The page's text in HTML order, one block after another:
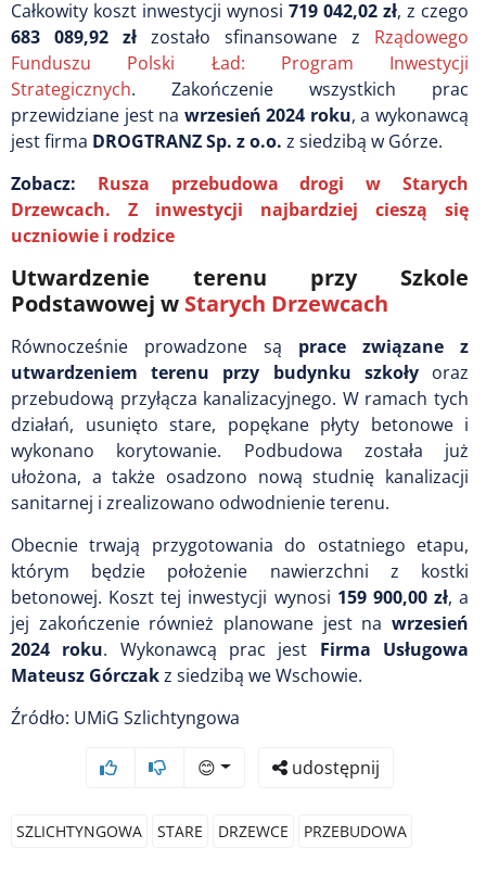
Całkowity koszt inwestycji wynosi 719 042,02 zł, z czego
683 089,92 zł zostało sfinansowane z Rządowego
Funduszu Polski Ład: Program Inwestycji
Strategicznych. Zakończenie wszystkich prac
przewidziane jest na wrzesień 2024 roku, a wykonawcą
jest firma DROGTRANZ Sp. z o.o. z siedzibą w Górze.
Zobacz: Rusza przebudowa drogi w Starych
Drzewcach. Z inwestycji najbardziej cieszą się
uczniowie i rodzice
Utwardzenie terenu przy Szkole
Podstawowej w Starych Drzewcach
Równocześnie prowadzone są prace związane z
utwardzeniem terenu przy budynku szkołyoraz
przebudową przyłącza kanalizacyjnego. W ramach tych
działań, usunięto stare, popękane płyty betonowe i
wykonano korytowanie. Podbudowa została już
ułożona, a także osadzono nową studnię kanalizacji
sanitarnej i zrealizowano odwodnienie terenu.
Obecnie trwają przygotowania do ostatniego etapu,
którym będzie położenie nawierzchni z kostki
betonowej. Koszt tej inwestycji wynosi 159 900,00 zł, a
jej zakończenie również planowane jest na wrzesień
2024 roku. Wykonawcą prac jest Firma Usługowa
Mateusz Górczakz siedzibą we Wschowie.
Źródło: UMiG Szlichtyngowa
😊 udostępnij
SZLICHTYNGOWA STARE DRZEWCE PRZEBUDOWA